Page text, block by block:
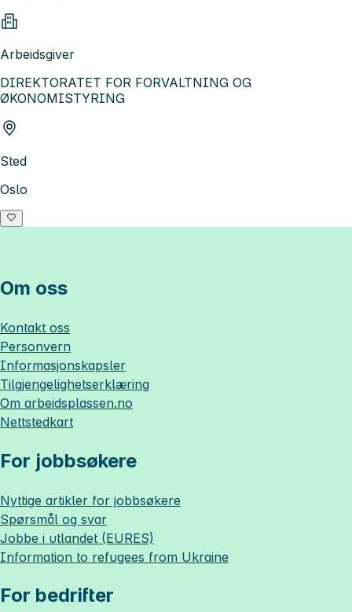
Arbeidsgiver
DIREKTORATET FOR FORVALTNING OG
ØKONOMISTYRING
Sted
Oslo
Om oss
Kontakt oss
Personvern
Informasjonskapsler
Tilgjengelighetserklæring
Om arbeidsplassen.no
Nettstedkart
For jobbsøkere
Nyttige artikler for jobbsøkere
Spørsmål og svar
Jobbe i utlandet (EURES)
Information to refugees from Ukraine
For bedrifter